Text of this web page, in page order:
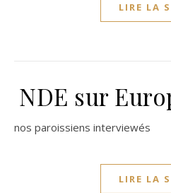
LIRE LA
NDE sur
nos paroissiens interviewés
LIRE LA